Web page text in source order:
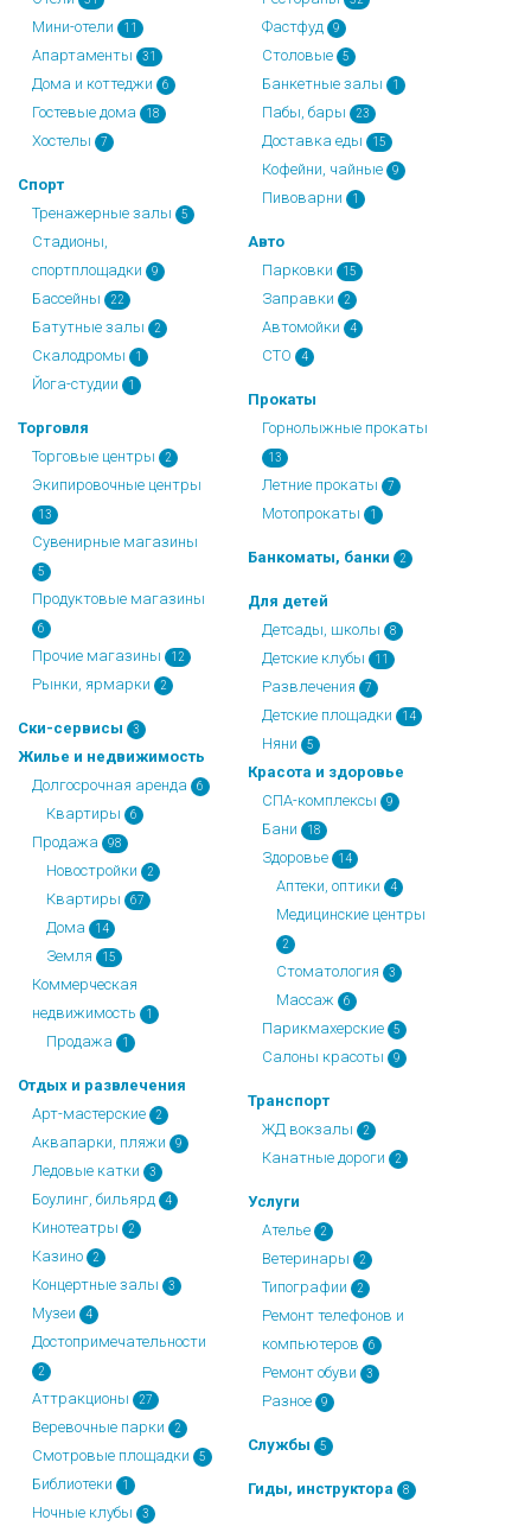
Мини-отели 11
Апартаменты 31
Дома и коттеджи 6
Гостевые дома 18
Хостелы 7
Спорт
Тренажерные залы
5
Стадионы,
спортплощадки
9
Бассейны 22
Батутные залы 2
Скалодромы 1
Йога-студии 1
Торговля
Торговые центры
2
Экипировочные центры
13
Сувенирные магазины
5
Продуктовые магазины
6
Прочие магазины 12
Рынки, ярмарки 2
Ски-сервисы 3
Жилье и недвижимость
Долгосрочная аренда
6
Квартиры 6
Продажа 98
Новостройки 2
Квартиры 67
Дома 14
Земля 15
Коммерческая
недвижимость
1
Продажа 1
Отдых и развлечения
Арт-мастерские
2
Аквапарки, пляжи 9
Ледовые катки 3
Боулинг, бильярд 4
Кинотеатры 2
Казино 2
Концертные залы 3
Музеи 4
Достопримечательности
2
Аттракционы 27
Веревочные парки 2
Смотровые площадки 5
Библиотеки 1
Ночные клубы 3
Фастфуд 9
Столовые 5
Банкетные залы 1
Пабы, бары 23
Доставка еды 15
Кофейни, чайные 9
Пивоварни 1
Авто
Парковки
15
Заправки 2
Автомойки 4
СТО 4
Прокаты
Горнолыжные прокаты
13
Летние прокаты 7
Мотопрокаты 1
Банкоматы, банки 2
Для детей
Детсады, школы
8
Детские клубы 11
Развлечения 7
Детские площадки 14
Няни 5
Красота и здоровье
СПА-комплексы
9
Бани 18
Здоровье 14
Аптеки, оптики 4
Медицинские центры
2
Стоматология 3
Массаж 6
Парикмахерские 5
Салоны красоты 9
Транспорт
ЖД вокзалы
2
Канатные дороги 2
Услуги
Ателье
2
Ветеринары 2
Типографии 2
Ремонт телефонов и
компьютеров
6
Ремонт обуви 3
Разное 9
Службы 5
Гиды, инструктора 8